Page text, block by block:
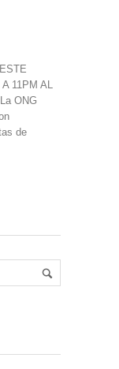
11PM AL
ONG
de